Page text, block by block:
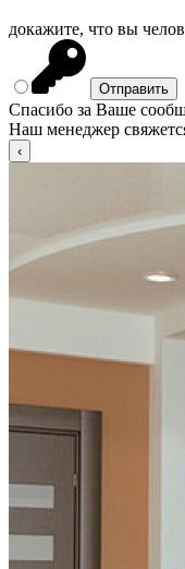
докажите, что вы
Спасибо за Ваше
Наш менеджер